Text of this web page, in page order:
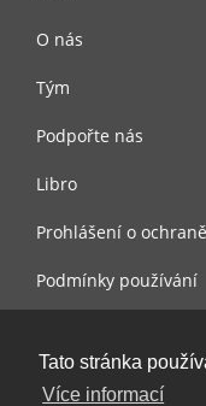
Tato stránka
Více informací
O nás
Tým
Podpořte nás
Libro
Prohlášení o
Podmínky používání